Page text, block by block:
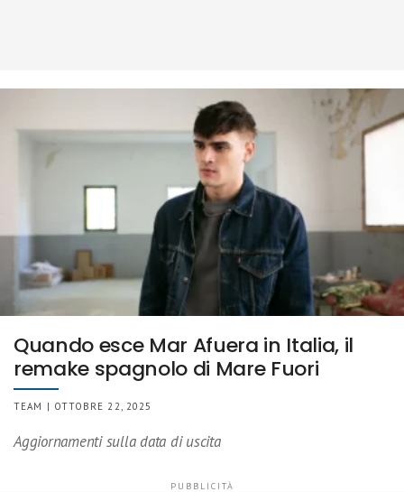
Quando esce Mar Afuera in Italia, il
remake spagnolo di Mare Fuori
TEAM | OTTOBRE 22, 2025
Aggiornamenti sulla data di uscita